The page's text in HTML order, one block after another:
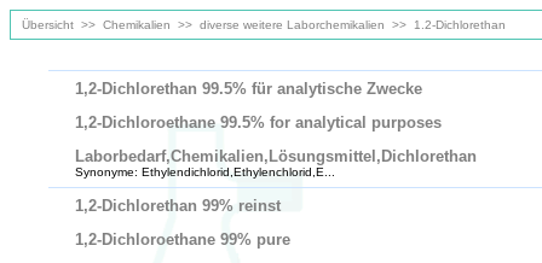
Übersicht >> Chemikalien >> diverse weitere Laborchemikalien >> 1.2-Dichlorethan
1,2-Dichlorethan 99.5% für analytische Zwecke
1,2-Dichloroethane 99.5% for analytical purposes
Laborbedarf,Chemikalien,Lösungsmittel,Dichlorethan
Synonyme: Ethylendichlorid,Ethylenchlorid,E...
1,2-Dichlorethan 99% reinst
1,2-Dichloroethane 99% pure